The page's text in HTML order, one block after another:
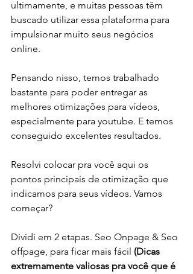
ultimamente, e muitas pessoas têm
buscado utilizar essa plataforma para
impulsionar muito seus negócios
online.
Pensando nisso, temos trabalhado
bastante para poder entregar as
melhores otimizações para vídeos,
especialmente para youtube. E temos
conseguido excelentes resultados.
Resolvi colocar pra você aqui os
pontos principais de otimização que
indicamos para seus vídeos. Vamos
começar?
Dividi em 2 etapas. Seo Onpage & Seo
offpage, para ficar mais fácil (Dicas
extremamente valiosas pra você que é